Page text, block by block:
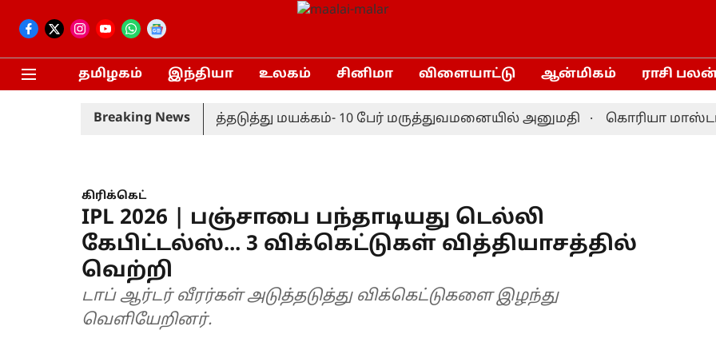
தமிழகம் இந்தியா உலகம் சினிமா விளையாட்டு ஆன்மிகம் ராசி
Breaking News
காவலர்கள் அடுத்தடுத்து மயக்கம்- 10 பேர் மருத்துவமனையில் அனுமதி கொரியா மாஸ்டர்ஸ்
கிரிக்கெட்
IPL 2026 | பஞ்சாபை பந்தாடியது டெல்லி
கேபிட்டல்ஸ்... 3 விக்கெட்டுகள் வித்தியாசத்தில்
வெற்றி
டாப் ஆர்டர் வீரர்கள் அடுத்தடுத்து விக்கெட்டுகளை இழந்து
வெளியேறினர்.